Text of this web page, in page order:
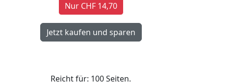
Nur CHF 14,70
Reicht für: 100 Seiten.